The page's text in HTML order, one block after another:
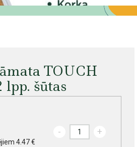
TOUCH
lpp. šūtas
4.47 €
- +